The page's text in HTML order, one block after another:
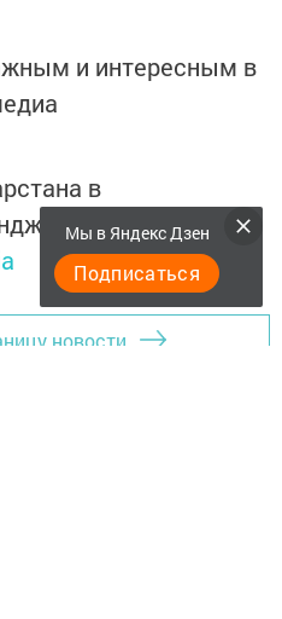
и интересным в
в
MАХ:
новости
Мы в Яндекс Дзен
Подписаться